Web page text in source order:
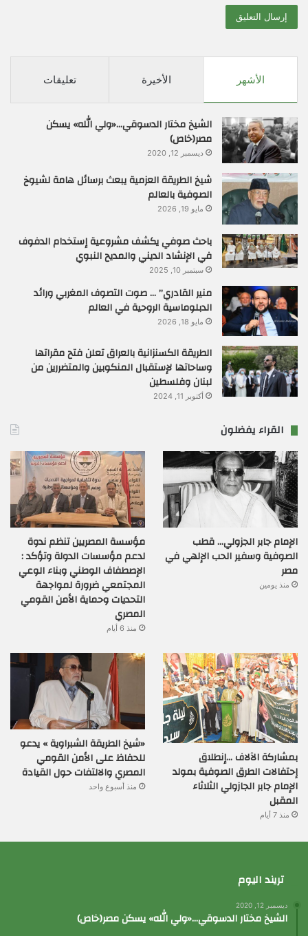
الأشهر الأخيرة تعليقات
الشيخ مختار الدسوقي…«ولي الله» يسكن
مصر(خاص)
ديسمبر 12, 2020
شيخ الطريقة العزمية يبعث برسائل هامة لشيوخ
الصوفية بالعالم
مايو 19, 2026
باحث صوفي يكشف مشروعية إستخدام الدفوف
في الإنشاد الديني والمديح النبوي
سبتمبر 10, 2025
منير القادري” … صوت التصوف المغربي ورائد
الدبلوماسية الروحية في العالم
مايو 18, 2026
الطريقة الكسنزانية بالعراق تعلن فتح مقراتها
وساحاتها لإستقبال المنكوبين والمتضررين من
لبنان وفلسطين
أكتوبر 11, 2024
القراء يفضلون
الإمام جابر الجزولي… قطب
الصوفية وسفير الحب الإلهي في
مصر
منذ يومين
مؤسسة المصريين تنظم ندوة
لدعم مؤسسات الدولة وتؤكد :
الإصطفاف الوطني وبناء الوعي
المجتمعي ضرورة لمواجهة
التحديات وحماية الأمن القومي
المصري
منذ 6 أيام
بمشاركة الآلاف …إنطلاق
إحتفالات الطرق الصوفية بمولد
الإمام جابر الجازولي الثلاثاء
المقبل
منذ 7 أيام
«شيخ الطريقة الشبراوية » يدعو
للحفاظ على الأمن القومي
المصري والالتفات حول القيادة
منذ أسبوع واحد
تريند اليوم
ديسمبر 12, 2020
الشيخ مختار الدسوقي…«ولي الله» يسكن مصر(خاص)